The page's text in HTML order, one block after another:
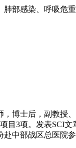
肺部感染、呼吸危
博士后，副教授
目3项。发表SCI
赴中部战区总医院